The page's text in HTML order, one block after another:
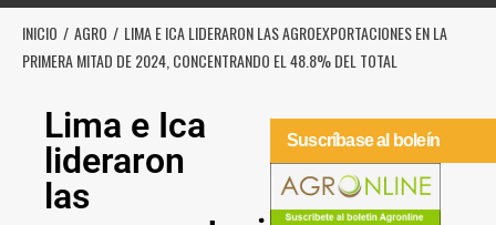
INICIO AGRO
LIMA E ICA LIDERARON LAS AGROEXPORTACIONES EN LA
PRIMERA MITAD DE 2024, CONCENTRANDO EL 48.8% DEL TOTAL
Lima e Ica
lideraron
las
Suscríbase al boleín